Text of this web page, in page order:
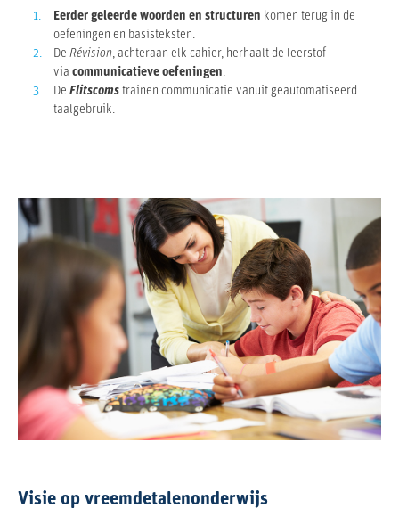
Eerder geleerde woorden en structuren komen terug in de
oefeningen en basisteksten.
De Révision, achteraan elk cahier, herhaalt de leerstof
via communicatieve oefeningen.
De Flitscoms trainen communicatie vanuit geautomatiseerd
taalgebruik.
Visie op vreemdetalenonderwijs